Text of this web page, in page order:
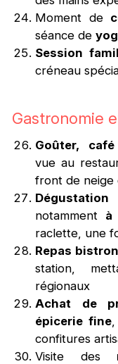
Moment de
séance de
Session
créneau
Gastronomie
Goûter,
vue au
front de neige
notamment à
raclette, une
Repas
station,
régionaux
Achat de
épicerie fine,
confitures
Visite des